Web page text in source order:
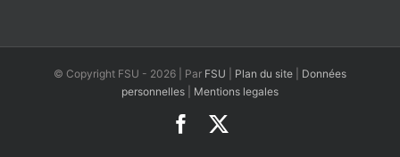
© Copyright FSU - 2026 | Par FSU Plan du site
Données
personnelles
Mentions legales
Facebook